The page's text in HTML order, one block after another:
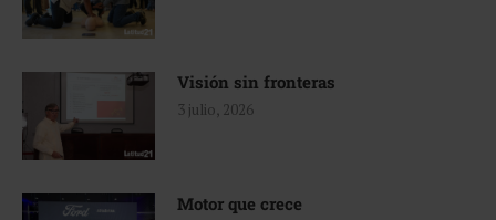
Visión sin fronteras
3 julio, 2026
Motor que crece